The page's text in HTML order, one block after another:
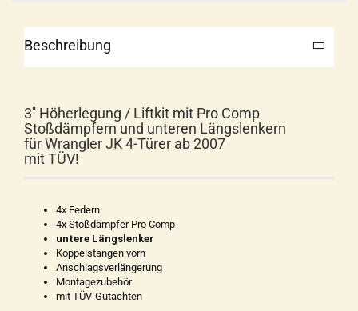
Beschreibung
3'' Höherlegung / Liftkit mit Pro Comp
Stoßdämpfern und unteren Längslenkern
für Wrangler JK 4-Türer ab 2007
mit TÜV!
4x Federn
4x Stoßdämpfer Pro Comp
untere Längslenker
Koppelstangen vorn
Anschlagsverlängerung
Montagezubehör
mit TÜV-Gutachten